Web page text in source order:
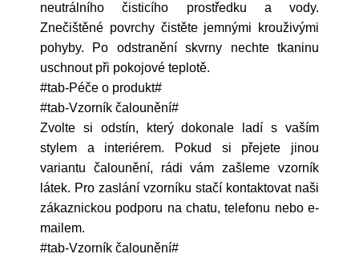
neutrálního čisticího prostředku a vody.
Znečištěné povrchy čistěte jemnými krouživými
pohyby. Po odstranění skvrny nechte tkaninu
uschnout při pokojové teplotě.
#tab-Péče o produkt#
#tab-Vzorník čalounění#
Zvolte si odstín, který dokonale ladí s vaším
stylem a interiérem. Pokud si přejete jinou
variantu čalounění, rádi vám zašleme vzorník
látek. Pro zaslání vzorníku stačí kontaktovat naši
zákaznickou podporu na chatu, telefonu nebo e-
mailem.
#tab-Vzorník čalounění#